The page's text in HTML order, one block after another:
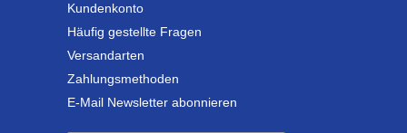
Kundenkonto
Häufig gestellte Fragen
Versandarten
Zahlungsmethoden
E-Mail Newsletter abonnieren